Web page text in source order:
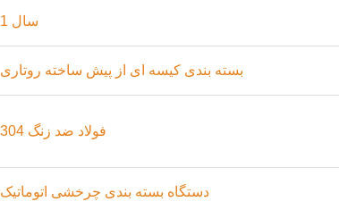
1 سال
بسته بندی کیسه ای از پیش ساخته روتاری
فولاد ضد زنگ 304
دستگاه بسته بندی چرخشی اتوماتیک